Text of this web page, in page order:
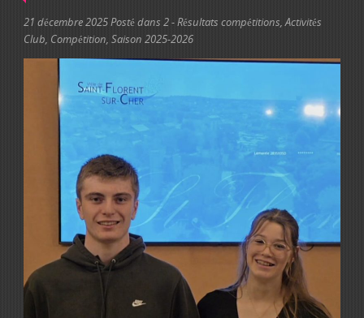
21 décembre 2025Posté dans2 - Résultats compétitions,Activités
Club, Compétition, Saison 2025-2026